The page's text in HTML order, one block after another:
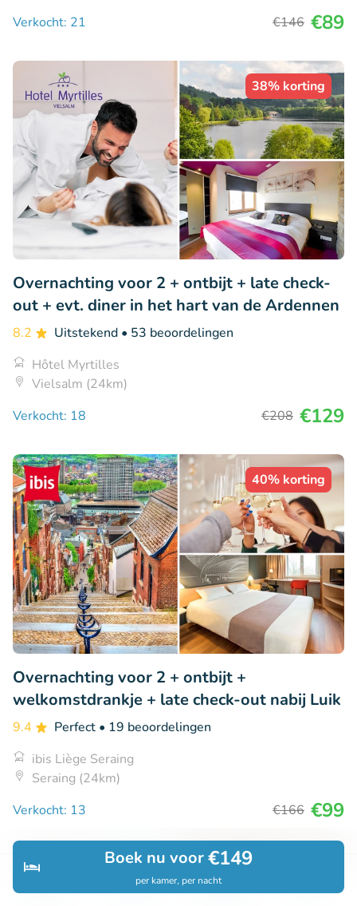
Zoeken Boekingen
Boek nu voor€149
per kamer, per nacht
Verkocht: 21
€146 €89
38% korting
Overnachting voor 2 + ontbijt + late check-
out + evt. diner in het hart van de Ardennen
8.2 Uitstekend • 53 beoordelingen
Hôtel Myrtilles
Vielsalm (24km)
Verkocht: 18
€208 €129
40% korting
Overnachting voor 2 + ontbijt +
welkomstdrankje + late check-out nabij Luik
9.4 Perfect • 19 beoordelingen
ibis Liège Seraing
Seraing (24km)
Verkocht: 13
€166 €99